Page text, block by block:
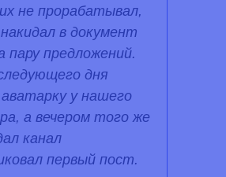
не прорабатывал,
в документ
предложений.
дня
аватарку у нашего
а вечером того же
канал
первый пост.